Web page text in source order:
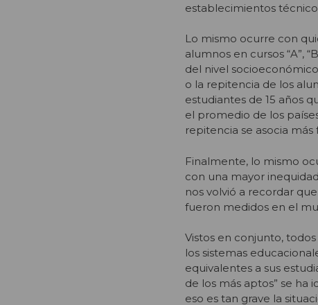
establecimientos
Lo mismo ocurre con
alumnos en cursos “A”,
del nivel
o la repitencia de los
estudiantes de 15 años
el promedio de los
repitencia se asocia
Finalmente, lo mismo
con una mayor
nos volvió a recordar
fueron medidos en el
Vistos en conjunto,
los sistemas
equivalentes a sus
de los más aptos” se ha
eso es tan grave la